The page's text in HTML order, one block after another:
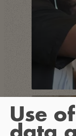
Use